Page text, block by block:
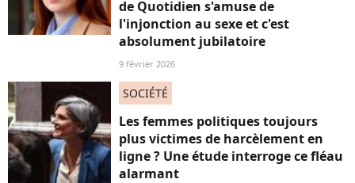
de Quotidien s'amuse de
l'injonction au sexe et c'est
absolument jubilatoire
9 février 2026
SOCIÉTÉ
Les femmes politiques toujours
plus victimes de harcèlement en
ligne ? Une étude interroge ce fléau
alarmant